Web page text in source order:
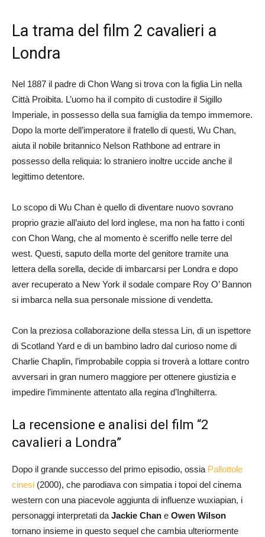
La trama del film 2 cavalieri a
Londra
Nel 1887 il padre di Chon Wang si trova con la figlia Lin nella
Città Proibita. L’uomo ha il compito di custodire il Sigillo
Imperiale, in possesso della sua famiglia da tempo immemore.
Dopo la morte dell’imperatore il fratello di questi, Wu Chan,
aiuta il nobile britannico Nelson Rathbone ad entrare in
possesso della reliquia: lo straniero inoltre uccide anche il
legittimo detentore.
Lo scopo di Wu Chan è quello di diventare nuovo sovrano
proprio grazie all’aiuto del lord inglese, ma non ha fatto i conti
con Chon Wang, che al momento è sceriffo nelle terre del
west. Questi, saputo della morte del genitore tramite una
lettera della sorella, decide di imbarcarsi per Londra e dopo
aver recuperato a New York il sodale compare Roy O’ Bannon
si imbarca nella sua personale missione di vendetta.
Con la preziosa collaborazione della stessa Lin, di un ispettore
di Scotland Yard e di un bambino ladro dal curioso nome di
Charlie Chaplin, l’improbabile coppia si troverà a lottare contro
avversari in gran numero maggiore per ottenere giustizia e
impedire l’imminente attentato alla regina d’Inghilterra.
La recensione e analisi del film “2
cavalieri a Londra”
Dopo il grande successo del primo episodio, ossia Pallottole
cinesi (2000), che parodiava con simpatia i topoi del cinema
western con una piacevole aggiunta di influenze wuxiapian, i
personaggi interpretati da Jackie Chan e Owen Wilson
tornano insieme in questo sequel che cambia ulteriormente